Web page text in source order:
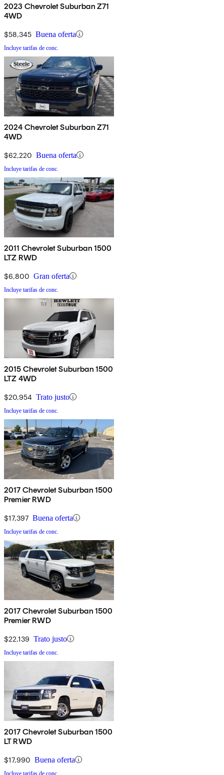
2023 Chevrolet Suburban Z71
4WD
$58,345 Buena oferta
Incluye tarifas de conc.
2024 Chevrolet Suburban Z71
4WD
$62,220 Buena oferta
Incluye tarifas de conc.
2011 Chevrolet Suburban 1500
LTZ RWD
$6,800 Gran oferta
Incluye tarifas de conc.
2015 Chevrolet Suburban 1500
LTZ 4WD
$20,954 Trato justo
Incluye tarifas de conc.
2017 Chevrolet Suburban 1500
Premier RWD
$17,397 Buena oferta
Incluye tarifas de conc.
2017 Chevrolet Suburban 1500
Premier RWD
$22,139 Trato justo
Incluye tarifas de conc.
2017 Chevrolet Suburban 1500
LT RWD
$17,990 Buena oferta
Incluye tarifas de conc.